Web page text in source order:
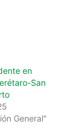
en
San
General"